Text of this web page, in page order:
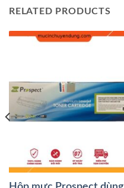
RELATED PRODUCTS